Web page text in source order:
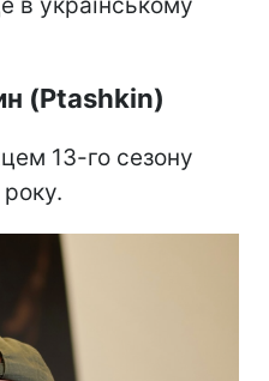
(Ptashkin)
13-го сезону